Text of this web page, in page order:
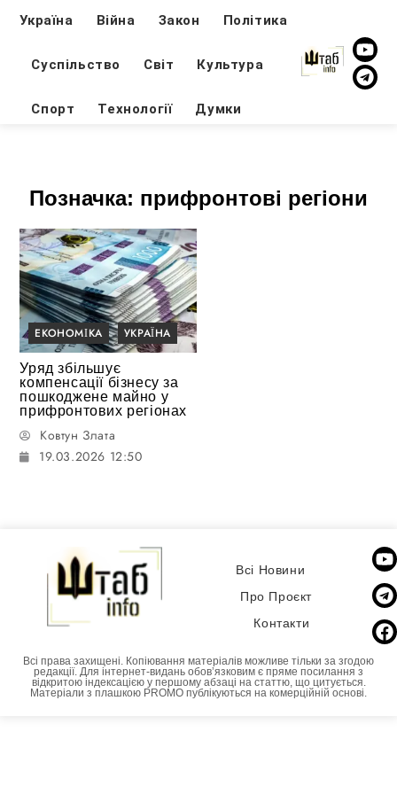
Україна Війна Закон Політика
Суспільство Світ Культура
Спорт Технології Думки
Позначка: прифронтові регіони
ЕКОНОМІКА УКРАЇНА
Уряд збільшує
компенсації бізнесу за
пошкоджене майно у
прифронтових регіонах
Ковтун Злата
19.03.2026 12:50
Всі Новини
Про Проєкт
Контакти
Всі права захищені. Копіювання матеріалів можливе тільки за згодою
редакції. Для інтернет-видань обовʼязковим є пряме посилання з
відкритою індексацією у першому абзаці на статтю, що цитується.
Матеріали з плашкою PROMO публікуються на комерційній основі.